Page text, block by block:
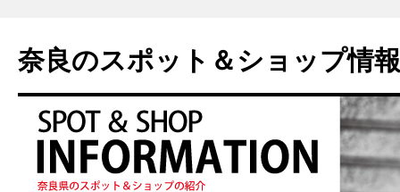
奈良のスポット＆ショップ情報